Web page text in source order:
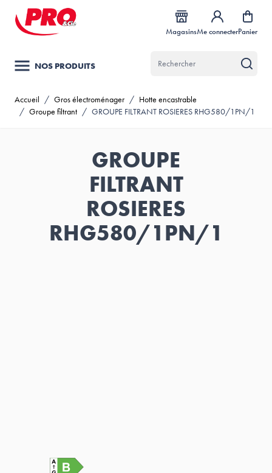
Allez au contenu
MagasinsMe connecterPanier
NOS PRODUITS
Accueil / Gros électroménager / Hotte encastrable
/ Groupe filtrant / GROUPE FILTRANT ROSIERES RHG580/1PN/1
GROUPE
FILTRANT
ROSIERES
RHG580/1PN/1